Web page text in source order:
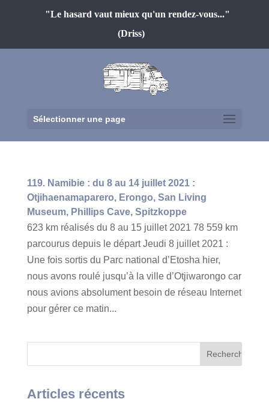
"Le hasard vaut mieux qu'un rendez-vous..."
(Driss)
Sélectionner une page
119. Namibie : du 8 au 14 juillet 2021 :
Otjihaenamaparero, Erongo, San Living
Museum, Phillips Cave, Spitzkoppe
623 km réalisés du 8 au 15 juillet 2021 78 559 km
parcourus depuis le départ Jeudi 8 juillet 2021 :
Une fois sortis du Parc national d’Etosha hier,
nous avons roulé jusqu’à la ville d’Otjiwarongo car
nous avions absolument besoin de réseau Internet
pour gérer ce matin...
Articles récents